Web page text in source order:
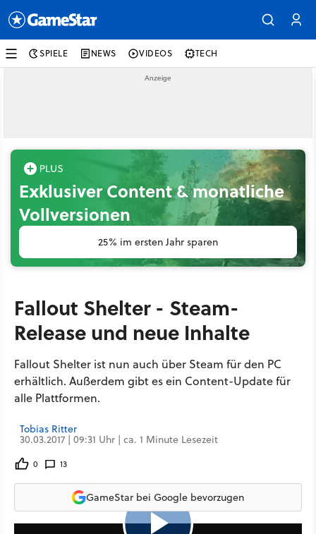
SPIELE NEWS VIDEOS TECH
Exklusiver Content & monatliche
Vollversionen
25% im ersten Jahr sparen
Fallout Shelter - Steam-
Release und neue Inhalte
Fallout Shelter ist nun auch über Steam für den PC
erhältlich. Außerdem gibt es ein Content-Update für
alle Plattformen.
Tobias Ritter
30.03.2017 | 09:31 Uhr | ca. 1 Minute Lesezeit
0 13
GameStar bei Google bevorzugen
4:22